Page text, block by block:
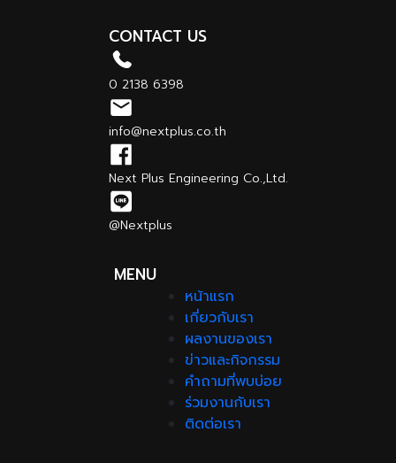
CONTACT US
0 2138 6398
info@nextplus.co.th
Next Plus Engineering Co.,Ltd.
@Nextplus
MENU
หน้าแรก
เกี่ยวกับเรา
ผลงานของเรา
ข่าวและกิจกรรม
คำถามที่พบบ่อย
ร่วมงานกับเรา
ติดต่อเรา